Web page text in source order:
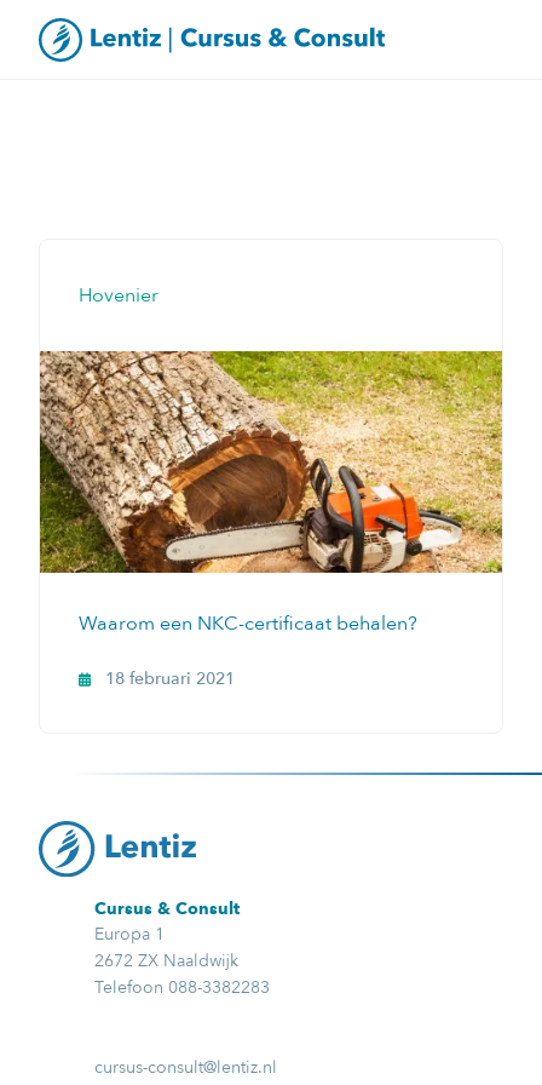
Hovenier
Waarom een NKC-certificaat behalen?
18 februari 2021
Cursus & Consult
Europa 1
2672 ZX Naaldwijk
Telefoon 088-3382283
cursus-consult@lentiz.nl